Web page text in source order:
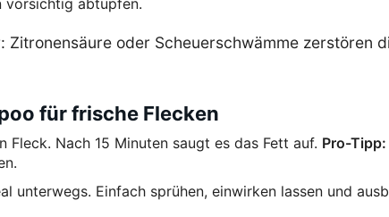
vorsichtig abtupfen.
oder Scheuerschwämme zerstören
für frische Flecken
Fleck. Nach 15 Minuten saugt es das Fett auf. Pro-Tipp:
unterwegs. Einfach sprühen, einwirken lassen und